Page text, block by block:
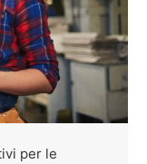
per le